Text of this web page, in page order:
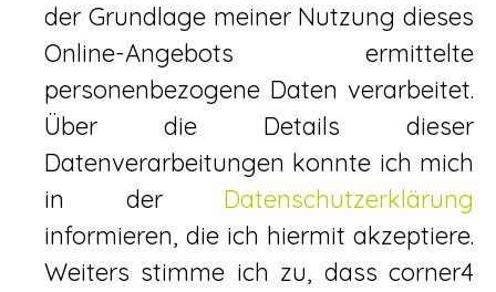
der Grundlage meiner Nutzung dieses
Online-Angebots ermittelte
personenbezogene Daten verarbeitet.
Über die Details dieser
Datenverarbeitungen konnte ich mich
in der Datenschutzerklärung
informieren, die ich hiermit akzeptiere.
Weiters stimme ich zu, dass corner4